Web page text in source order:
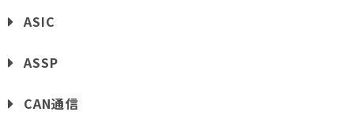
ASIC
ASSP
CAN通信